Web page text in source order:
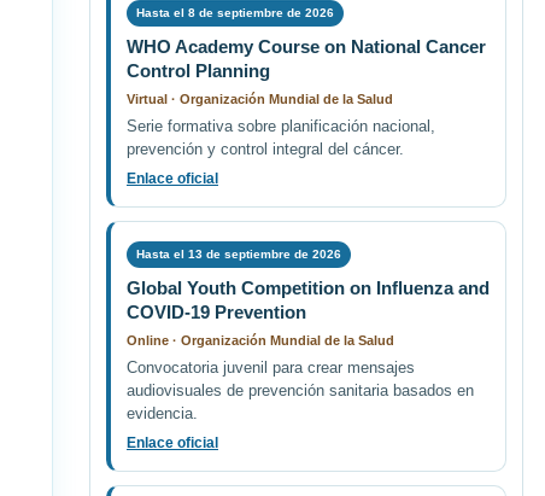
Hasta el 8 de septiembre de 2026
WHO Academy Course on National Cancer
Control Planning
Virtual · Organización Mundial de la Salud
Serie formativa sobre planificación nacional,
prevención y control integral del cáncer.
Enlace oficial
Hasta el 13 de septiembre de 2026
Global Youth Competition on Influenza and
COVID-19 Prevention
Online · Organización Mundial de la Salud
Convocatoria juvenil para crear mensajes
audiovisuales de prevención sanitaria basados en
evidencia.
Enlace oficial